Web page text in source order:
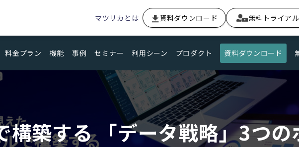
マツリカとは 資料ダウンロード 無料トライアル
料金プラン 機能 事例 セミナー 利用シーン プロダクト 資料ダウンロード
構築する 「データ戦略」3つの